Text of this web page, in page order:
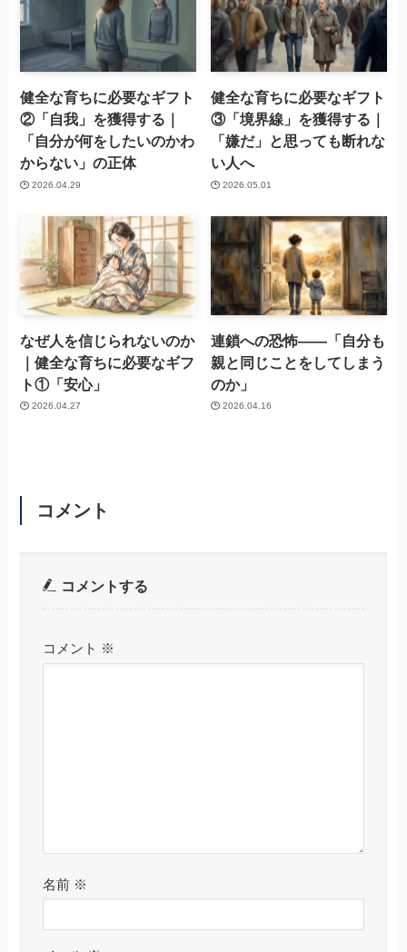
健全な育ちに必要なギフト
②「自我」を獲得する｜
「自分が何をしたいのかわ
からない」の正体
2026.04.29
健全な育ちに必要なギフト
③「境界線」を獲得する｜
「嫌だ」と思っても断れな
い人へ
2026.05.01
なぜ人を信じられないのか
｜健全な育ちに必要なギフ
ト①「安心」
2026.04.27
連鎖への恐怖——「自分も
親と同じことをしてしまう
のか」
2026.04.16
コメント
コメントする
コメント ※
名前 ※